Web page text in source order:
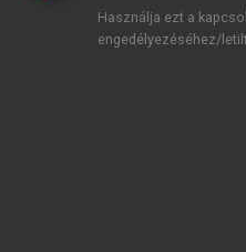
Használja ezt a
engedélyezéséhez/